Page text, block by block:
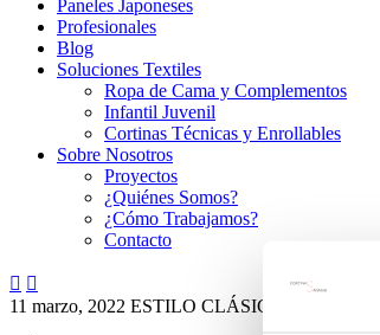
Paneles Japoneses
Profesionales
Blog
Soluciones Textiles
Ropa de Cama y Complementos
Infantil Juvenil
Cortinas Técnicas y Enrollables
Sobre Nosotros
Proyectos
¿Quiénes Somos?
¿Cómo Trabajamos?
Contacto
 
11 marzo, 2022 ESTILO CLÁSICO